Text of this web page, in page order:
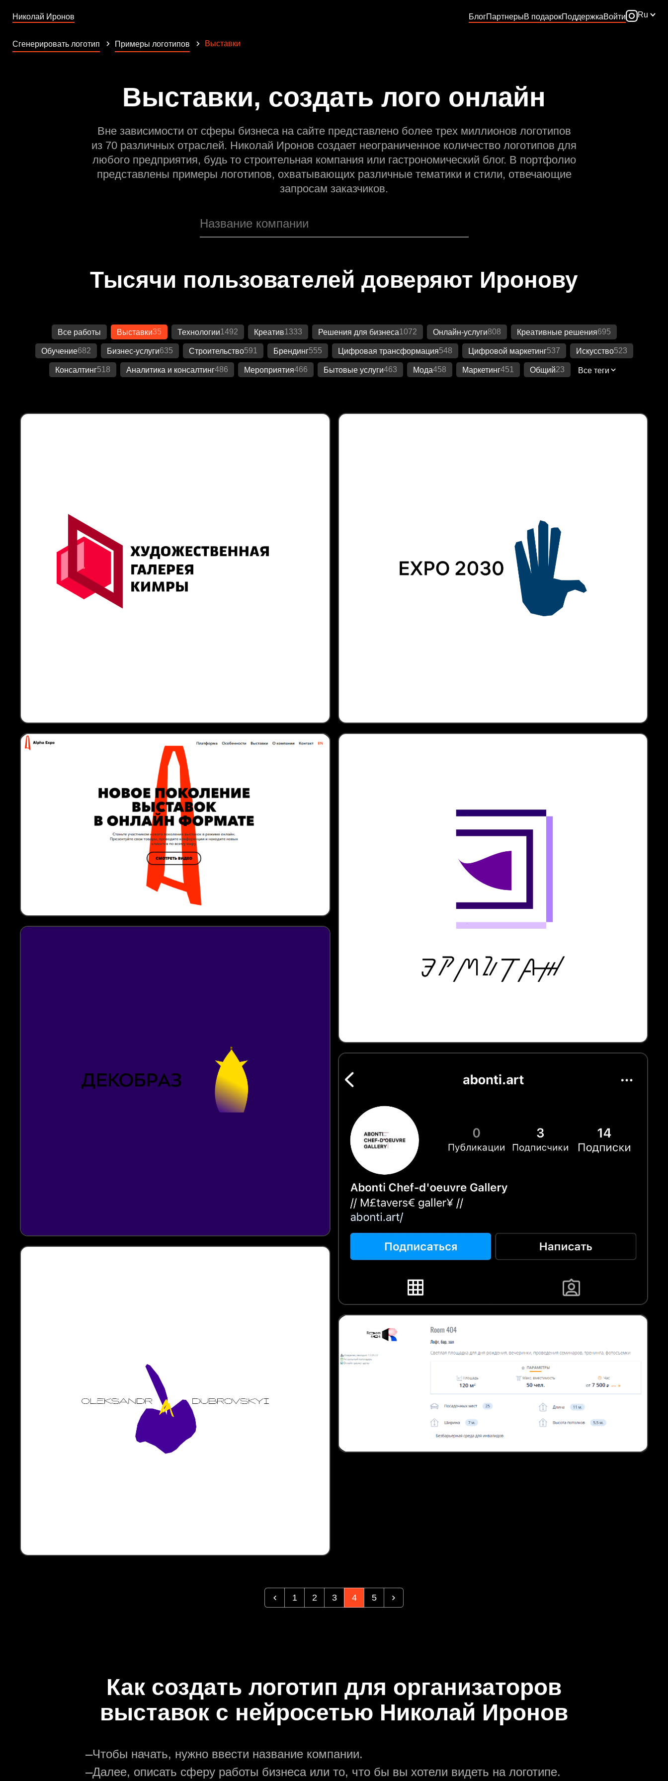
Николай Иронов БлогПартнерыВ подарокПоддержкаВойти Ru
Сгенерировать логотип Примеры логотипов Выставки
Выставки, создать лого онлайн
Вне зависимости от сферы бизнеса на сайте представлено более трех миллионов логотипов
из 70 различных отраслей. Николай Иронов создает неограниченное количество логотипов для
любого предприятия, будь то строительная компания или гастрономический блог. В портфолио
представлены примеры логотипов, охватывающих различные тематики и стили, отвечающие
запросам заказчиков.
Тысячи пользователей доверяют Иронову
Все работы Выставки35 Технологии1492 Креатив1333 Решения для бизнеса1072 Онлайн-услуги808 Креативные решения695
Обучение682 Бизнес-услуги635 Строительство591 Брендинг555 Цифровая трансформация548 Цифровой маркетинг537 Искусство523
Консалтинг518 Аналитика и консалтинг486 Мероприятия466 Бытовые услуги463 Мода458 Маркетинг451 Общий23 Все теги
1 2 3 4 5
Как создать логотип для организаторов
выставок с нейросетью Николай Иронов
—Чтобы начать, нужно ввести название компании.
—Далее, описать сферу работы бизнеса или то, что бы вы хотели видеть на логотипе.